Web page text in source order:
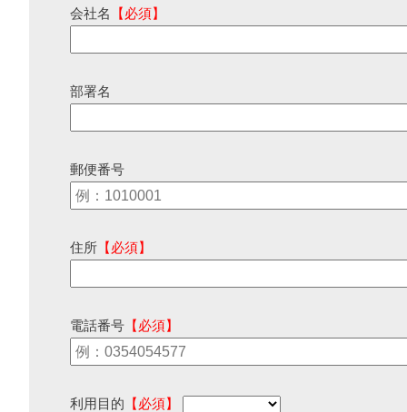
会社名 【必須】
部署名
郵便番号
住所 【必須】
電話番号 【必須】
利用目的 【必須】